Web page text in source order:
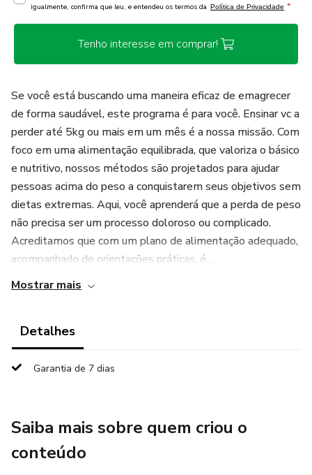
igualmente, confirma que leu, e entendeu os termos da Política de Privacidade *
Tenho interesse em comprar!
Se você está buscando uma maneira eficaz de emagrecer
de forma saudável, este programa é para você. Ensinar vc a
perder até 5kg ou mais em um mês é a nossa missão. Com
foco em uma alimentação equilibrada, que valoriza o básico
e nutritivo, nossos métodos são projetados para ajudar
pessoas acima do peso a conquistarem seus objetivos sem
dietas extremas. Aqui, você aprenderá que a perda de peso
não precisa ser um processo doloroso ou complicado.
Acreditamos que com um plano de alimentação adequado,
acompanhado de orientações práticas, é...
Mostrar mais
Detalhes
Garantia de 7 dias
Saiba mais sobre quem criou o
conteúdo